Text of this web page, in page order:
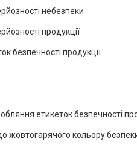
небезпеки
продукції
безпечності продукції
етикеток безпечності
жовтогарячого кольору